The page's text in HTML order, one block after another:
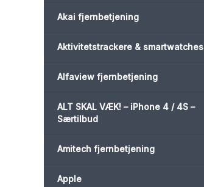
Akai fjernbetjening
Aktivitetstrackere & smartwatches
Alfaview fjernbetjening
ALT SKAL VÆK! – iPhone 4 / 4S –
Særtilbud
Amitech fjernbetjening
Apple